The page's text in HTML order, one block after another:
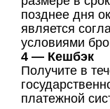
позднее дня
является
условиями
4 — Кешбэк
Получите в
платежной